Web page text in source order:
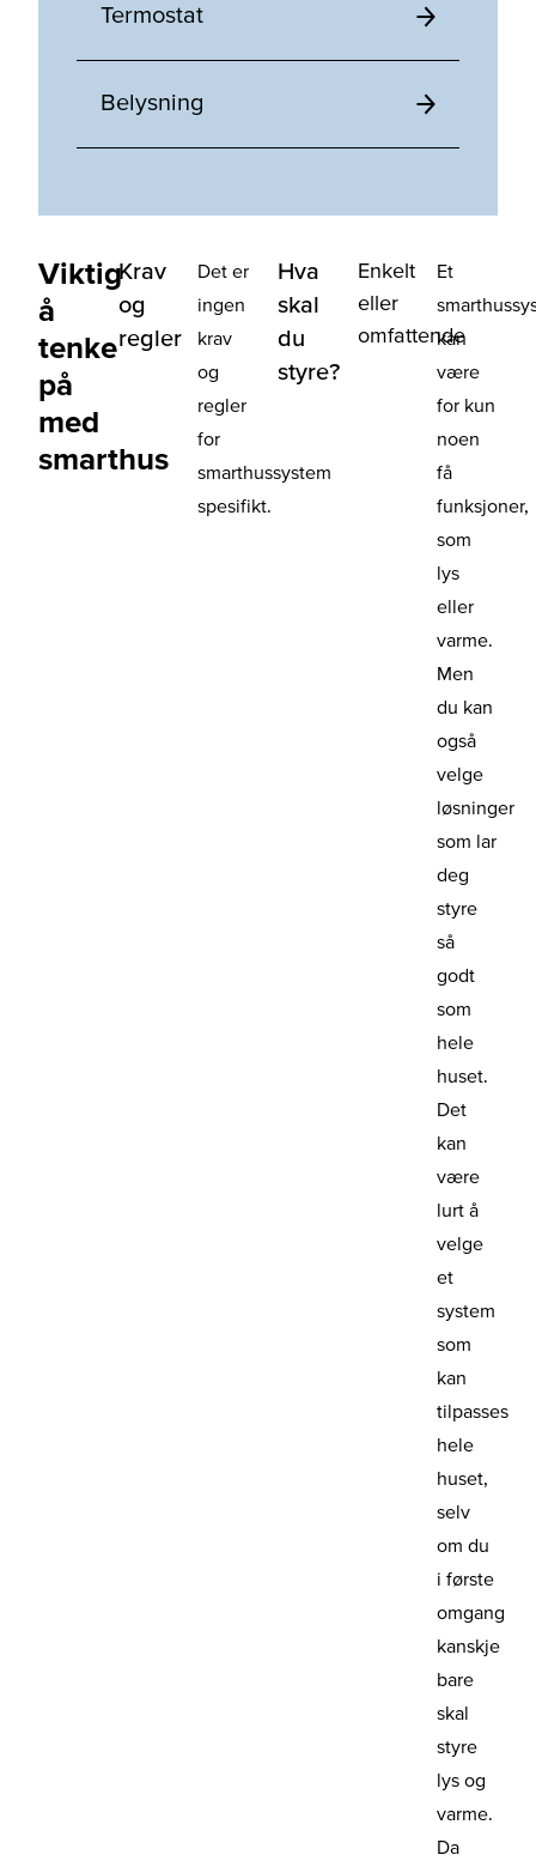
Termostat
Belysning
Viktig
å
tenke
på
med
smarthus
Krav
og
regler
Det er
ingen
krav
og
regler
for
smarthussystem
spesifikt.
Hva
skal
du
styre?
Enkelt
eller
omfattende
Et
kan
være
for kun
noen
få
funksjoner,
som
lys
eller
varme.
Men
du kan
også
velge
løsninger
som lar
deg
styre
så
godt
som
hele
huset.
Det
kan
være
lurt å
velge
et
system
som
kan
tilpasses
hele
huset,
selv
om du
i første
omgang
kanskje
bare
skal
styre
lys og
varme.
Da